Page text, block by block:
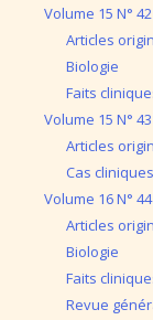
Volume 15 N°
Articles
Biologie
Faits
Volume 15 N°
Articles
Cas cliniques
Volume 16 N°
Articles
Biologie
Faits
Revue